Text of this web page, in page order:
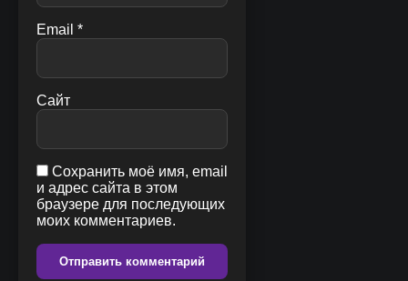
Email *
Сайт
Сохранить моё имя, email
и адрес сайта в этом
браузере для последующих
моих комментариев.